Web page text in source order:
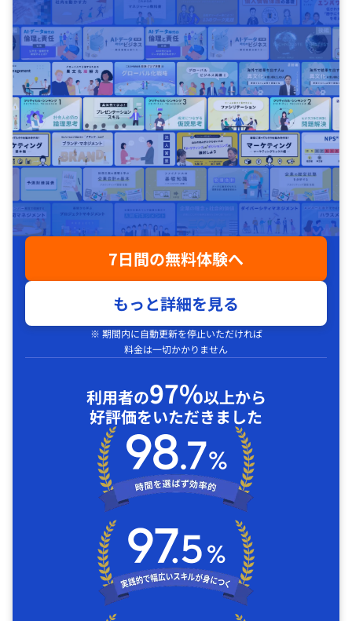
7日間の無料体験へ
もっと詳細を見る
※ 期間内に自動更新を停止いただければ
料金は一切かかりません
利用者の97%以上から
好評価をいただきました